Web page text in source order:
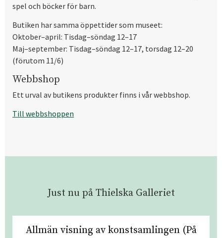
spel och böcker för barn.
Butiken har samma öppettider som museet:
Oktober–april: Tisdag–söndag 12–17
Maj–september: Tisdag–söndag 12–17, torsdag 12–20
(förutom 11/6)
Webbshop
Ett urval av butikens produkter finns i vår webbshop.
Till webbshoppen
Just nu på Thielska Galleriet
Allmän visning av konstsamlingen (På